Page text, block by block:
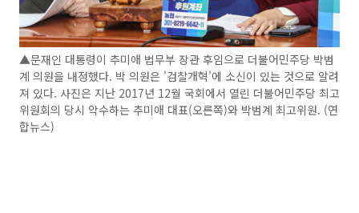
▲문재인 대통령이 추미애 법무부 장관 후임으로 더불어민주당 박범
계 의원을 내정했다. 박 의원은 '검찰개혁'에 소신이 있는 것으로 알려
져 있다. 사진은 지난 2017년 12월 국회에서 열린 더불어민주당 최고
위원회의 당시 악수하는 추미애 대표(오른쪽)와 박범계 최고위원. (연
합뉴스)